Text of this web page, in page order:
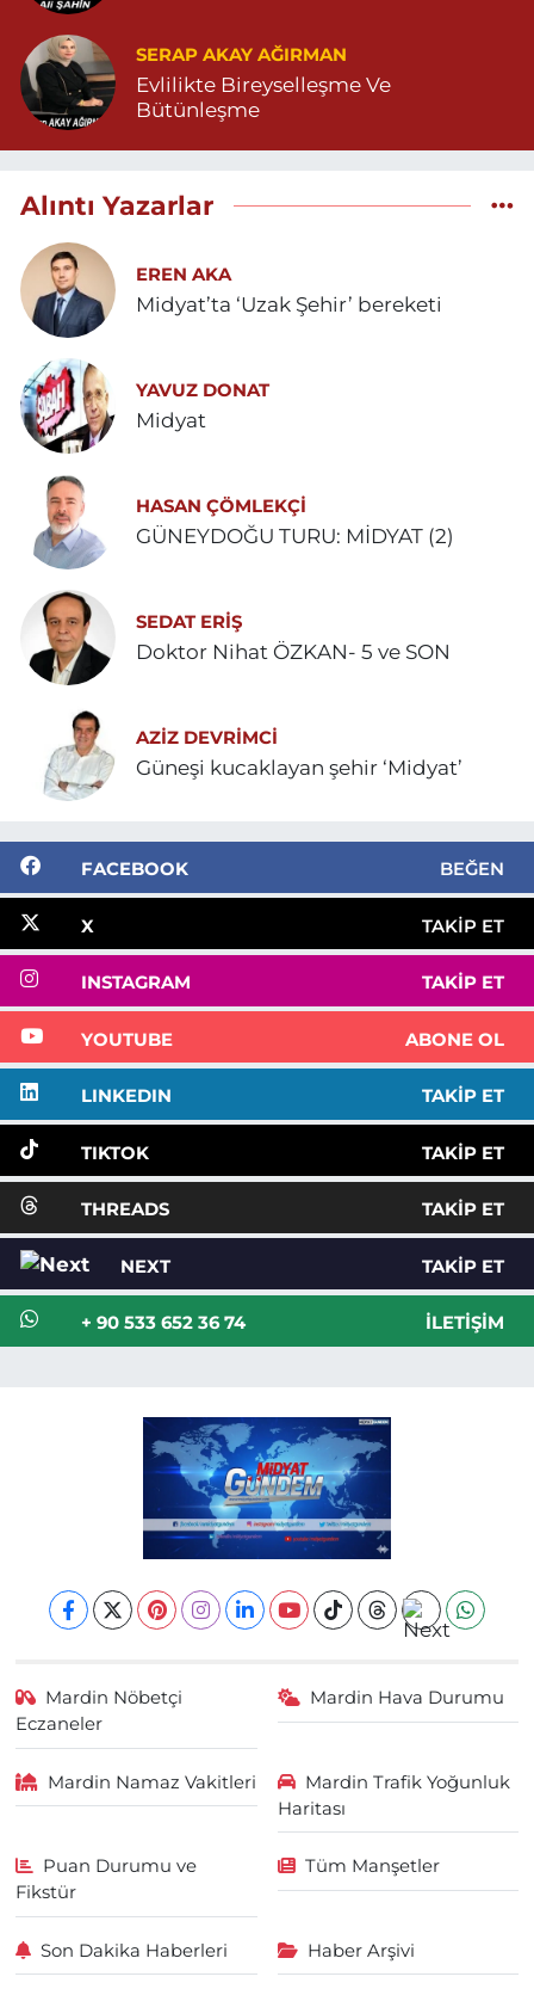
SERAP AKAY AĞIRMAN
Evlilikte Bireyselleşme Ve
Bütünleşme
Alıntı Yazarlar
EREN AKA
Midyat’ta ‘Uzak Şehir’ bereketi
YAVUZ DONAT
Midyat
HASAN ÇÖMLEKÇİ
GÜNEYDOĞU TURU: MİDYAT (2)
SEDAT ERİŞ
Doktor Nihat ÖZKAN- 5 ve SON
AZIZ DEVRIMCI
Güneşi kucaklayan şehir ‘Midyat’
FACEBOOK BEĞEN
X TAKIP ET
INSTAGRAM TAKIP ET
YOUTUBE ABONE OL
LINKEDIN TAKIP ET
TIKTOK TAKIP ET
THREADS TAKIP ET
NEXT TAKIP ET
+ 90 533 652 36 74 İLETIŞIM
Mardin Nöbetçi
Eczaneler
Mardin Hava Durumu
Mardin Namaz Vakitleri
Mardin Trafik Yoğunluk
Haritası
Puan Durumu ve
Fikstür
Tüm Manşetler
Son Dakika Haberleri Haber Arşivi